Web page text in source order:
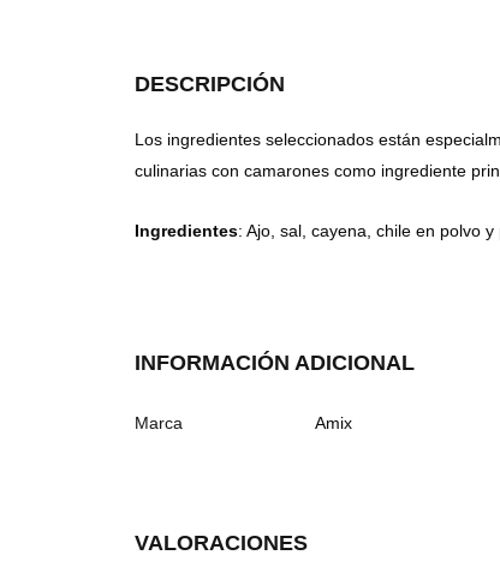
DESCRIPCIÓN
Los ingredientes seleccionados están
culinarias con camarones como ingrediente
Ingredientes: Ajo, sal, cayena, chile en polvo y
INFORMACIÓN ADICIONAL
Marca Amix
VALORACIONES